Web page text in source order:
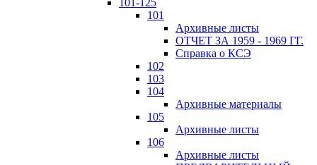
101-125
101
Архивные листы
ОТЧЕТ ЗА 1959 - 1969 ГГ.
Справка о КСЭ
102
103
104
Архивные материалы
105
Архивные листы
106
Архивные листы